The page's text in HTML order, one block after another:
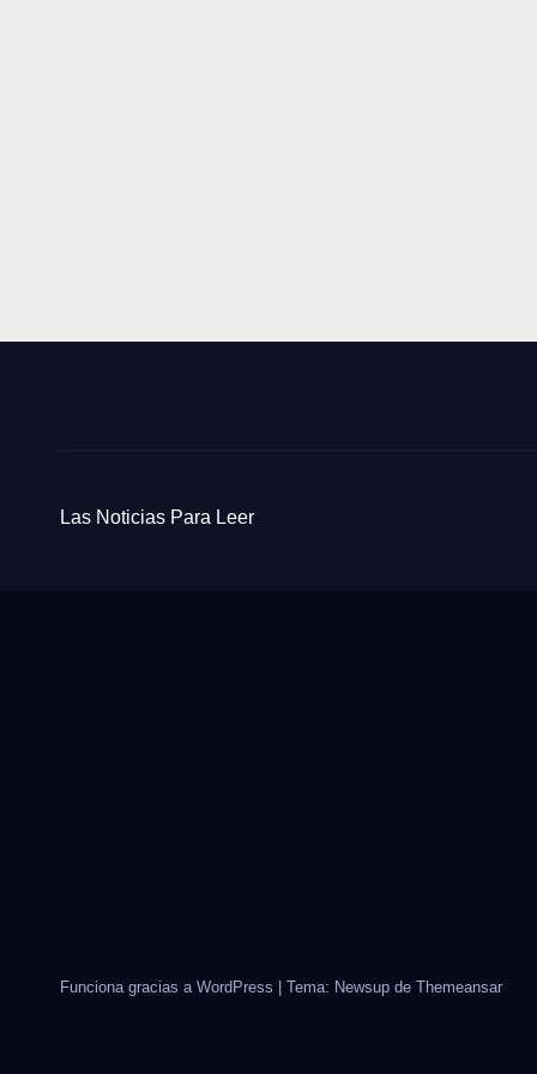
Las Noticias Para Leer
Funciona gracias a WordPress Tema: Newsup de Themeansar